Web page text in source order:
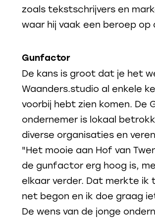
zoals tekstschrijvers en
waar hij vaak een beroep op
Gunfactor
De kans is groot dat je het
Waanders.studio al enkele
voorbij hebt zien komen. De
ondernemer is lokaal
diverse organisaties en
"Het mooie aan Hof van
de gunfactor erg hoog is,
elkaar verder. Dat merkte ik
net begon en ik doe graag
De wens van de jonge